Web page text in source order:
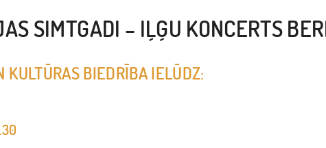
SIMTGADI – IĻĢU KONCERTS
KULTŪRAS BIEDRĪBA IELŪDZ: